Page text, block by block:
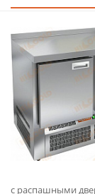
с распашными